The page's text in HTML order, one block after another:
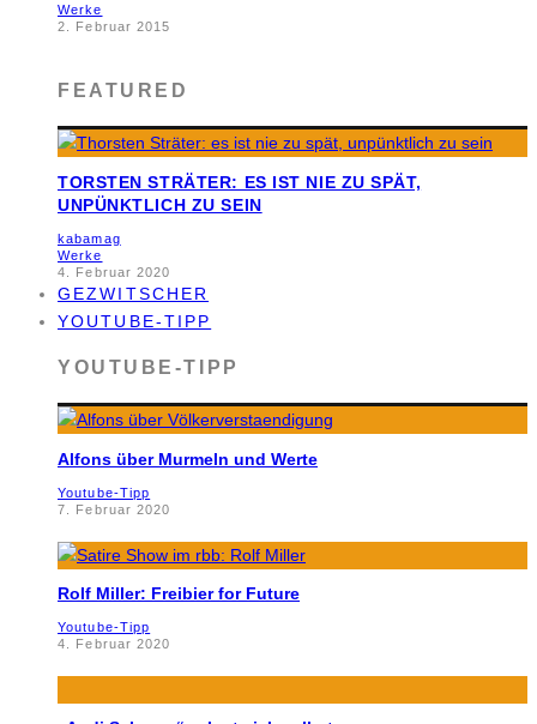
Werke
2. Februar 2015
FEATURED
TORSTEN STRÄTER: ES IST NIE ZU SPÄT,
UNPÜNKTLICH ZU SEIN
kabamag
Werke
4. Februar 2020
GEZWITSCHER
YOUTUBE-TIPP
YOUTUBE-TIPP
Alfons über Murmeln und Werte
Youtube-Tipp
7. Februar 2020
Rolf Miller: Freibier for Future
Youtube-Tipp
4. Februar 2020